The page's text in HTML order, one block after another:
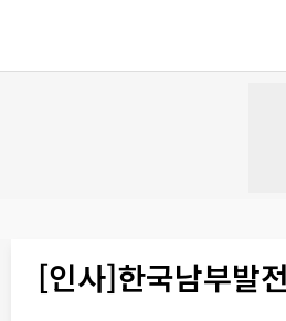
[인사]한국남부발전